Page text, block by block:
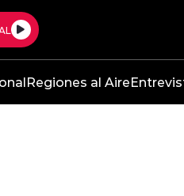
Regiones al Aire